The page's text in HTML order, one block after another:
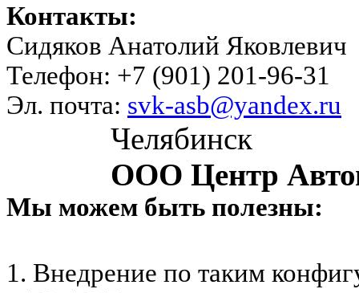
Контакты:
Сидяков Анатолий Яковлевич
Телефон: +7 (901) 201-96-31
Эл. почта: svk-asb@yandex.ru
Челябинск
ООО Центр
Мы можем быть полезны:
1. Внедрение по таким